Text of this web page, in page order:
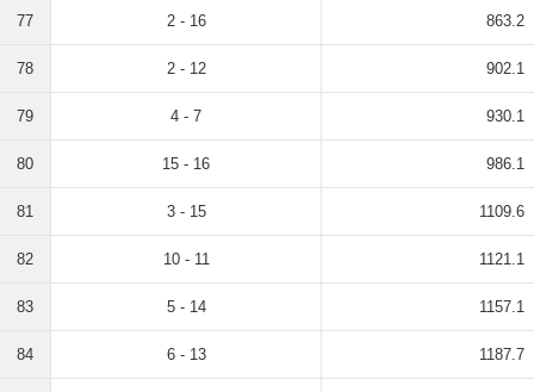
77 2 - 16 863.2
78 2 - 12 902.1
79 4 - 7 930.1
80 15 - 16 986.1
81 3 - 15 1109.6
82 10 - 11 1121.1
83 5 - 14 1157.1
84 6 - 13 1187.7